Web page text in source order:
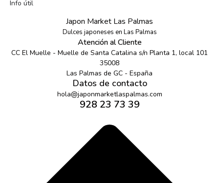
Info útil
Japon Market Las Palmas
Dulces japoneses en Las Palmas
Atención al Cliente
CC El Muelle - Muelle de Santa Catalina s/n Planta 1, local 101
35008
Las Palmas de GC - España
Datos de contacto
hola@japonmarketlaspalmas.com
928 23 73 39